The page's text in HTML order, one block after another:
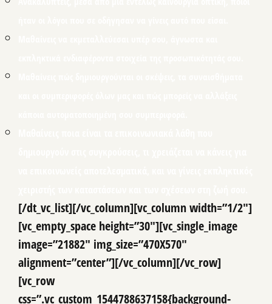
[/dt_vc_list][/vc_column][vc_column width=”1/2″]
[vc_empty_space height=”30″][vc_single_image
image=”21882″ img_size=”470X570″
alignment=”center”][/vc_column][/vc_row]
[vc_row
css=”.vc_custom_1544788637158{background-